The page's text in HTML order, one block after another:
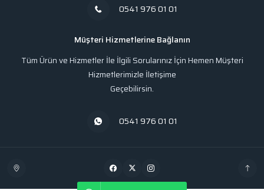
0541 976 01 01
Müşteri Hizmetlerine Bağlanın
Tüm Ürün ve Hizmetler İle İlgili Sorularınız İçin Hemen Müşteri
Hizmetlerimizle İletişime
Geçebilirsin.
0541 976 01 01